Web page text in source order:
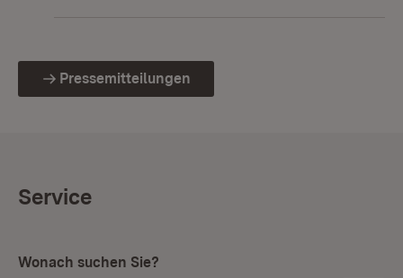
Pressemitteilungen
Service
Wonach suchen Sie?